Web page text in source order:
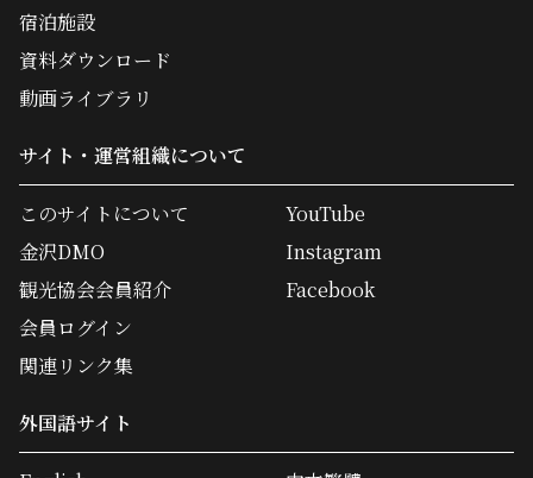
宿泊施設
資料ダウンロード
動画ライブラリ
サイト・運営組織について
このサイトについて
金沢DMO
観光協会会員紹介
会員ログイン
関連リンク集
YouTube
Instagram
Facebook
外国語サイト